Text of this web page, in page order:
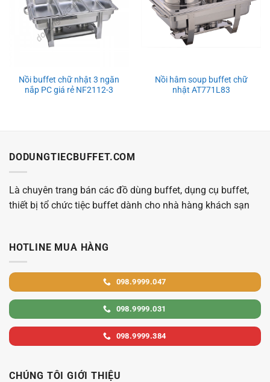
Nồi buffet chữ nhật 3 ngăn
nắp PC giá rẻ NF2112-3
Nồi hâm soup buffet chữ
nhật AT771L83
DODUNGTIECBUFFET.COM
Là chuyên trang bán các đồ dùng buffet, dụng cụ buffet,
thiết bị tổ chức tiệc buffet dành cho nhà hàng khách sạn
HOTLINE MUA HÀNG
098.9999.047
098.9999.031
098.9999.384
CHÚNG TÔI GIỚI THIỆU